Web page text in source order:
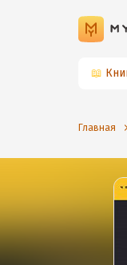
📖
Главная